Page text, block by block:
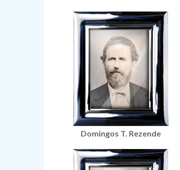
Domingos T. Rezende